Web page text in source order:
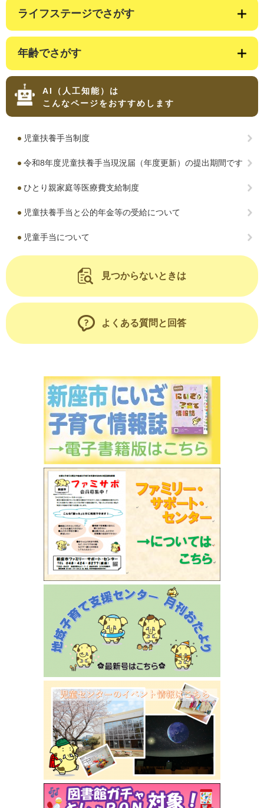
ライフステージでさがす
年齢でさがす
AI（人工知能）は
こんなページをおすすめします
児童扶養手当制度
令和8年度児童扶養手当現況届（年度更新）の提出期間です
ひとり親家庭等医療費支給制度
児童扶養手当と公的年金等の受給について
児童手当について
見つからないときは
よくある質問と回答